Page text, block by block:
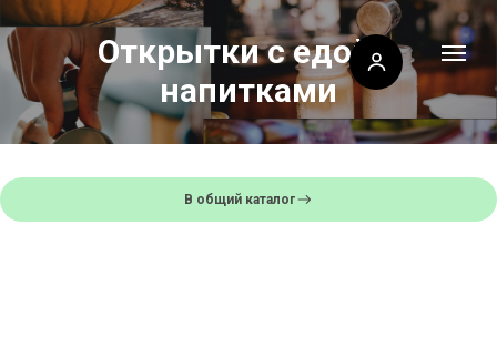
Открытки с едой и
напитками
В общий каталог